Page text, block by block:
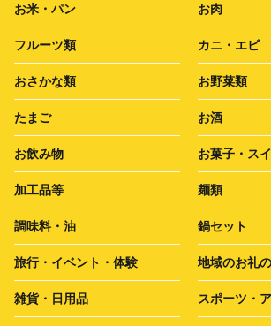
お米・パン お肉
フルーツ類 カニ・エビ
おさかな類 お野菜類
たまご お酒
お飲み物 お菓子・ス
加工品等 麺類
調味料・油 鍋セット
旅行・イベント・体験 地域のお礼
雑貨・日用品 スポーツ・